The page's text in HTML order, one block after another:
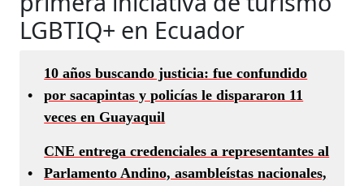
LGBTIQ+ en Ecuador
•
10 años buscando justicia: fue confundido
por sacapintas y policías le dispararon 11
veces en Guayaquil
•
CNE entrega credenciales a representantes al
Parlamento Andino, asambleístas nacionales,